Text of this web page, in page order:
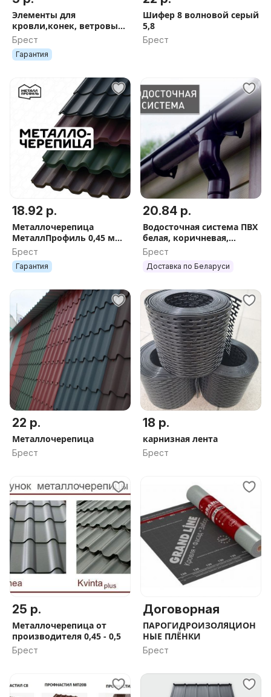
Элементы для
кровли,конек, ветровые,
уголки, парапет, отливы
оконные
Брест
Гарантия
Шифер 8 волновой серый
5,8
Брест
18.92 р.
Металлочерепица
МеталлПрофиль 0,45 мм /
Полиэстер глянец / от
19,99 BYN/м2
Брест
Гарантия
20.84 р.
Водосточная система ПВХ
белая, коричневая,
графитовая
Брест
Доставка по Беларуси
22 р.
Металлочерепица
Брест
18 р.
карнизная лента
Брест
25 р.
Металлочерепица от
производителя 0,45 - 0,5
Брест
Договорная
ПАРОГИДРОИЗОЛЯЦИОН
НЫЕ ПЛЁНКИ
Брест